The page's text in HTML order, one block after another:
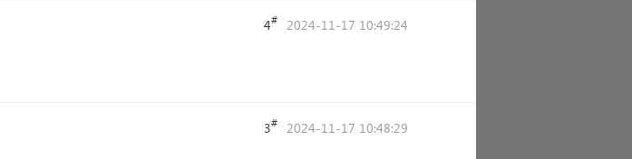
4# 2024-11-17 10:49:24
3# 2024-11-17 10:48:29